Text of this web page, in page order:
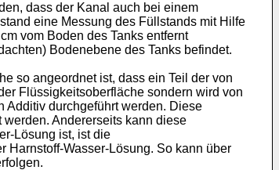
dass der Kanal auch bei einem
eine Messung des Füllstands mit Hilfe
vom Boden des Tanks entfernt
Bodenebene des Tanks befindet.
so angeordnet ist, dass ein Teil der von
Flüssigkeitsoberfläche sondern wird von
Additiv durchgeführt werden. Diese
Andererseits kann diese
Lösung ist, ist die
Wasser-Lösung. So kann über